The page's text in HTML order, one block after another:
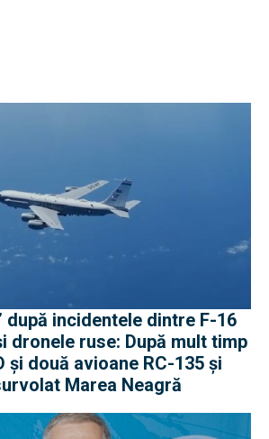
după incidentele dintre F-16
dronele ruse: După mult timp
și două avioane RC-135 și
Marea Neagră